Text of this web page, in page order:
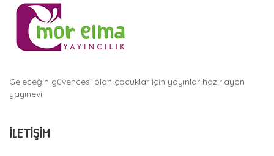
Geleceğin güvencesi olan çocuklar için yayınlar hazırlayan
yayınevi
İLETIŞIM